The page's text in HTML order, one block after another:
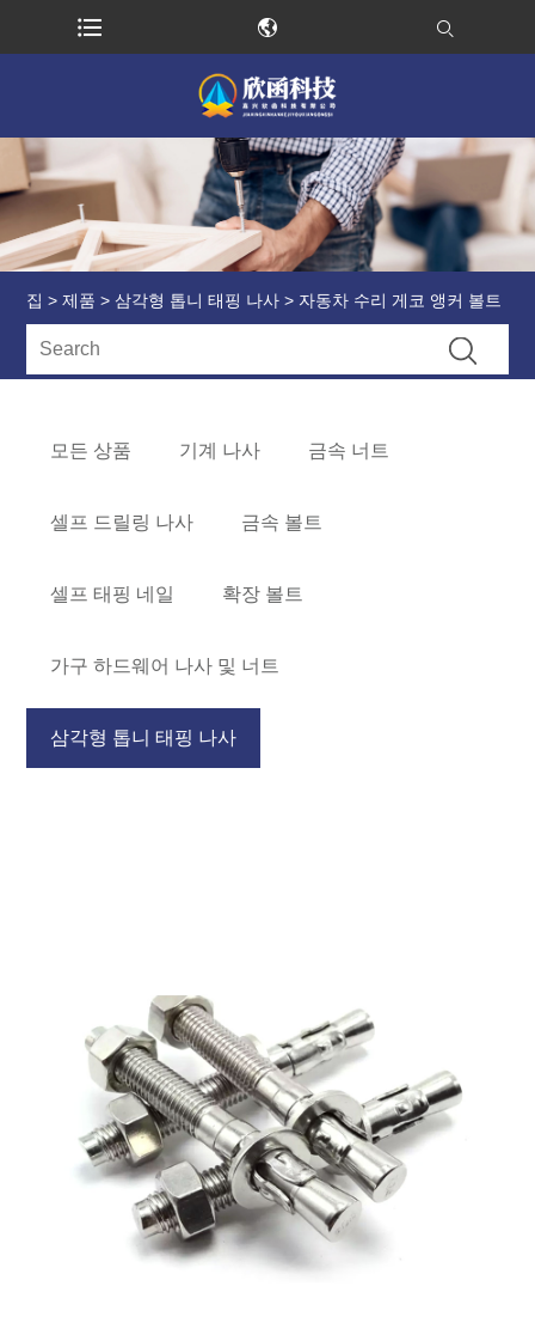
집 > 제품 >삼각형 톱니 태핑 나사 > 자동차 수리 게코 앵커 볼트
모든 상품 기계 나사 금속 너트
셀프 드릴링 나사 금속 볼트
셀프 태핑 네일 확장 볼트
가구 하드웨어 나사 및 너트
삼각형 톱니 태핑 나사